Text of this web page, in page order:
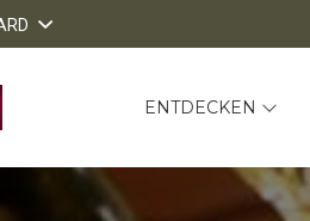
ENTDECKEN